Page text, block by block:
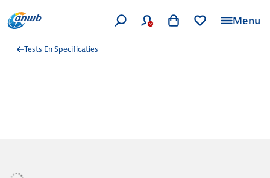
Menu
Tests En Specificaties